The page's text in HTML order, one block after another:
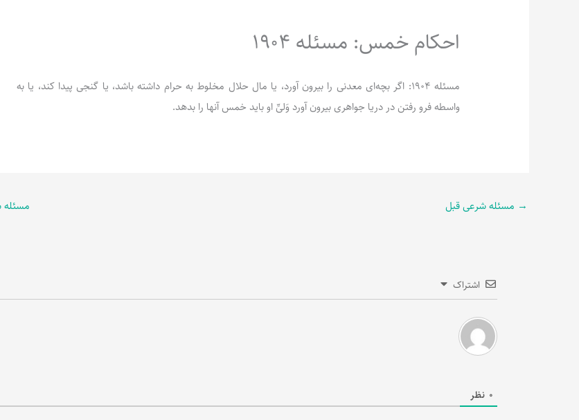
احکام خمس: مسئله 1904
مسئله 1904: اگر بچه‌ای معدنی را بیرون آورد، یا مال حلال مخلوط به حرام داشته باشد، یا گنجی پیدا کند، یا به
واسطه فرو رفتن در دریا جواهری بیرون آورد وَلیِّ او باید خمس آنها را بدهد.
→ مسئله شرعی قبل مسئله
اشتراک
0 نظر